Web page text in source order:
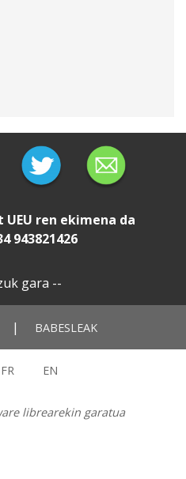
UEU ren ekimena da
943821426
gara --
| BABESLEAK
FR EN
librearekin garatua